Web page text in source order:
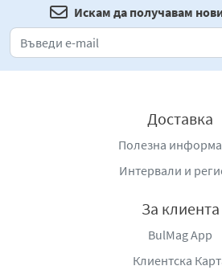
Искам да получавам
Доставка
Полезна
Интервали и
За клиента
BulMag App
Клиентска